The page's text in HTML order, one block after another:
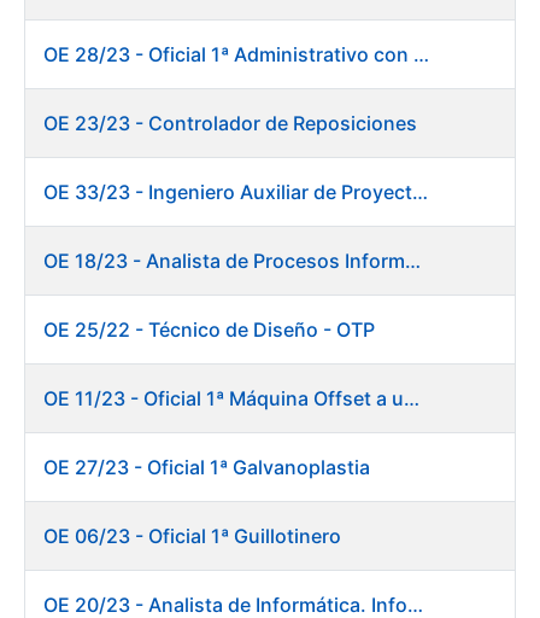
Mostrar/Ocultar
Mostrar/Ocultar
Mostrar/Ocultar
OE 28/23 - Oficial 1ª Administrativo con inglés y francés
OE 23/23 - Controlador de Reposiciones
OE 33/23 - Ingeniero Auxiliar de Proyectos. Marketing
OE 18/23 - Analista de Procesos Informáticos
OE 25/22 - Técnico de Diseño - OTP
OE 11/23 - Oficial 1ª Máquina Offset a un color
OE 27/23 - Oficial 1ª Galvanoplastia
OE 06/23 - Oficial 1ª Guillotinero
OE 20/23 - Analista de Informática. Informática.